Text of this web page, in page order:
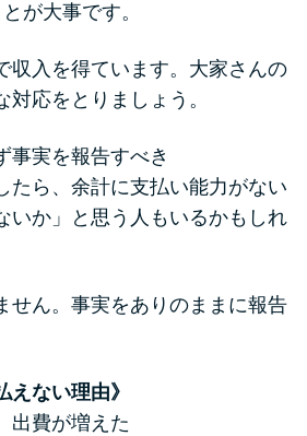
ミスの返済方法を徹底解
はどれ？
が低い＆他社借入があると
る？バンクイックの口コミ
分析
せ先とシーン別の問い合わ
が大事です。
収入を得ています。大家さんの
応をとりましょう。
事実を報告すべき
たら、余計に支払い能力がない
いか」と思う人もいるかもしれ
せん。事実をありのままに報告
えない理由》
出費が増えた